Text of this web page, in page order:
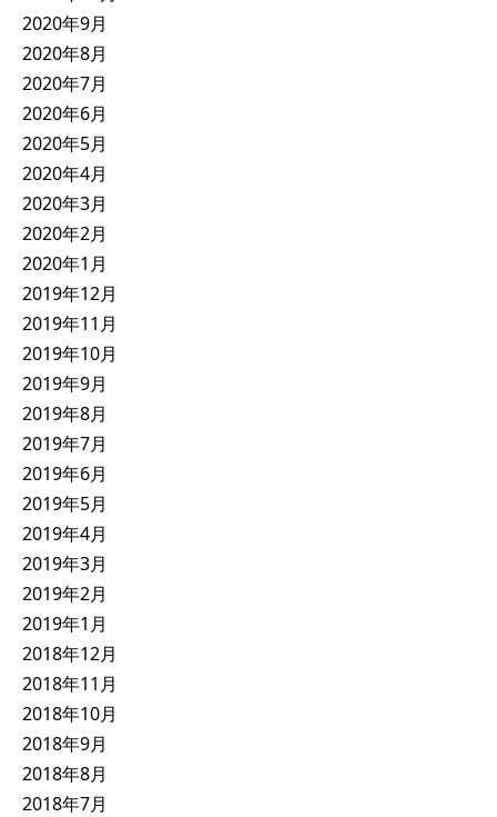
2020年9月
2020年8月
2020年7月
2020年6月
2020年5月
2020年4月
2020年3月
2020年2月
2020年1月
2019年12月
2019年11月
2019年10月
2019年9月
2019年8月
2019年7月
2019年6月
2019年5月
2019年4月
2019年3月
2019年2月
2019年1月
2018年12月
2018年11月
2018年10月
2018年9月
2018年8月
2018年7月